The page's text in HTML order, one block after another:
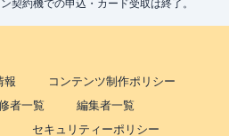
契約機での申込・カード受取は終了。
報
コンテンツ制作ポリシー
者一覧
編集者一覧
セキュリティーポリシー